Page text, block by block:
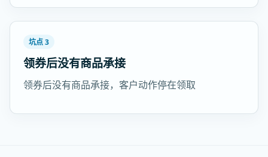
坑点 3
领券后没有商品承接
领券后没有商品承接，客户动作停在领取